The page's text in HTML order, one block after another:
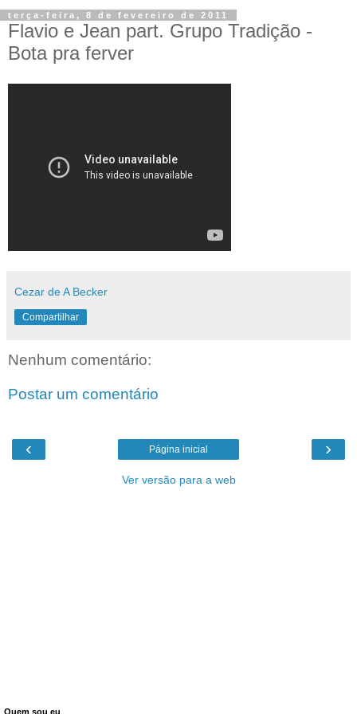
terça-feira, 8 de fevereiro de 2011
Flavio e Jean part. Grupo Tradição -
Bota pra ferver
Cezar de A Becker
Compartilhar
Nenhum comentário:
Postar um comentário
‹ ›
Página inicial
Ver versão para a web
Quem sou eu